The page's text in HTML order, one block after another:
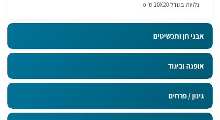
גלויות בגודל 10X20 ס"מ
אבני חן ותכשיטים
אופנה וביגוד
גינון / פרחים